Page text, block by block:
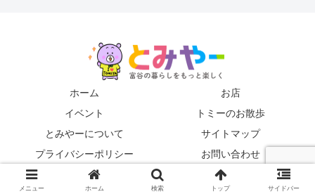
ホーム
お店
イベント
トミーのお散歩
とみやーについて
サイトマップ
プライバシーポリシー
お問い合わせ
© 2019 とみやー編集局.
メニュー ホーム 検索 トップ サイドバー